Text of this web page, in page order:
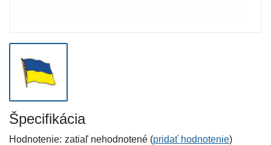
Špecifikácia
Hodnotenie: zatiaľ nehodnotené (pridať hodnotenie)